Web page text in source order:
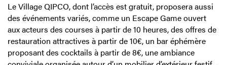
Le Village QIPCO, dont l’accès est gratuit, proposera aussi
des événements variés, comme un Escape Game ouvert
aux acteurs des courses à partir de 10 heures, des offres de
restauration attractives à partir de 10€, un bar éphémère
proposant des cocktails à partir de 8€, une ambiance